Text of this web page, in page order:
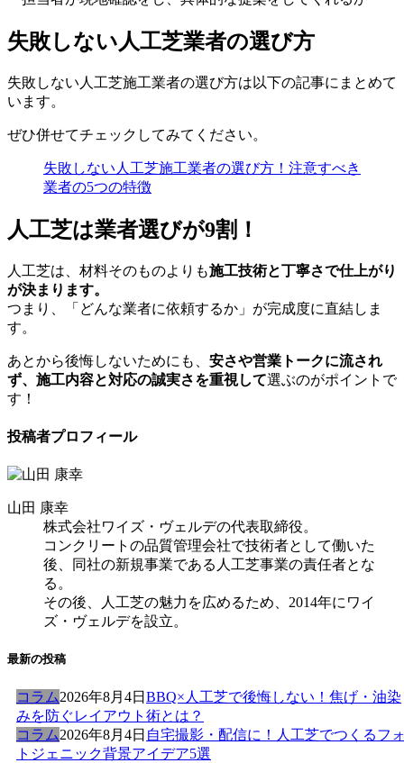
失敗しない人工芝業者の選び方
失敗しない人工芝施工業者の選び方は以下の記事にまとめて
います。
ぜひ併せてチェックしてみてください。
失敗しない人工芝施工業者の選び方！注意すべき
業者の5つの特徴
人工芝は業者選びが9割！
人工芝は、材料そのものよりも施工技術と丁寧さで仕上がり
が決まります。
つまり、「どんな業者に依頼するか」が完成度に直結しま
す。
あとから後悔しないためにも、 安さや営業トークに流され
ず、施工内容と対応の誠実さを重視して選ぶのがポイントで
す！
投稿者プロフィール
山田 康幸
株式会社ワイズ・ヴェルデの代表取締役。
コンクリートの品質管理会社で技術者として働いた
後、同社の新規事業である人工芝事業の責任者とな
る。
その後、人工芝の魅力を広めるため、2014年にワイ
ズ・ヴェルデを設立。
最新の投稿
コラム2026年8月4日 BBQ×人工芝で後悔しない！焦げ・油染
みを防ぐレイアウト術とは？
コラム2026年8月4日 自宅撮影・配信に！人工芝でつくるフ
トジェニック背景アイデア5選